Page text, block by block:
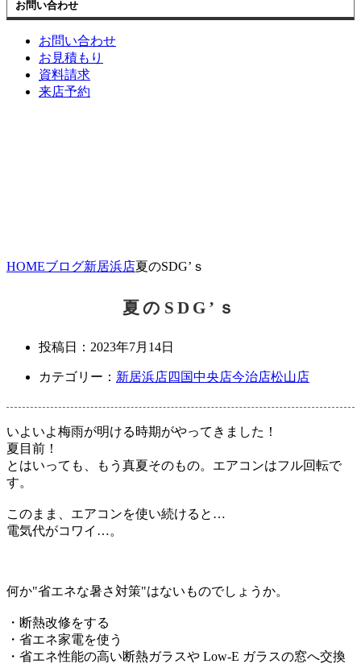
お問い合わせ
お問い合わせ
お見積もり
資料請求
来店予約
HOMEブログ新居浜店夏のSDG’ｓ
夏のSDG’ｓ
投稿日： 2023年7月14日
カテゴリー： 新居浜店四国中央店今治店松山店
いよいよ梅雨が明ける時期がやってきました！
夏目前！
とはいっても、もう真夏そのもの。エアコンはフル回転で
す。
このまま、エアコンを使い続けると…
電気代がコワイ…。
何か"省エネな暑さ対策"はないものでしょうか。
・断熱改修をする
・省エネ家電を使う
・省エネ性能の高い断熱ガラスや Low-E ガラスの窓へ交換